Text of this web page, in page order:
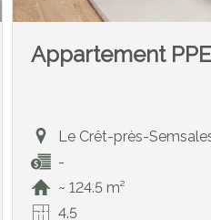
Appartement PPE
Le Crêt-près-
-
~ 124.5 m²
4.5